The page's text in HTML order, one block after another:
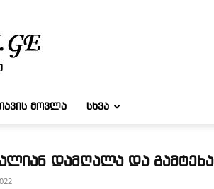
ᲛᲝᲕᲚᲐ ᲡᲮᲕᲐ
დამღალა და გამტეხა